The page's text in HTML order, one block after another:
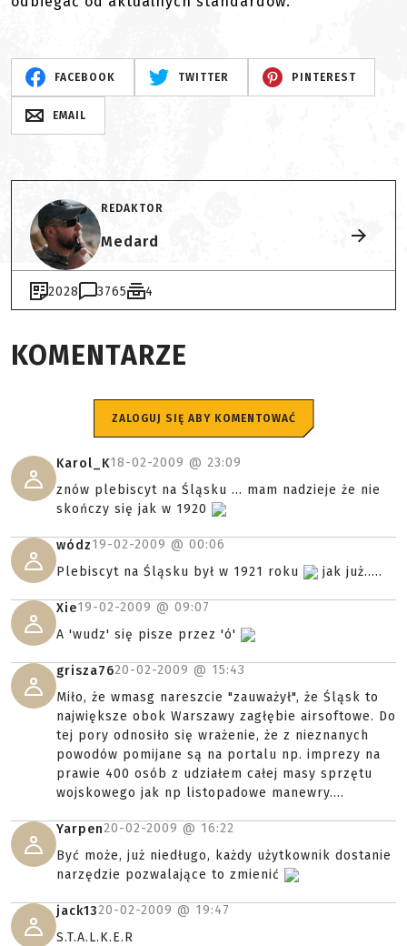
FACEBOOK TWITTER PINTEREST
EMAIL
REDAKTOR
Medard
2028 3765 4
KOMENTARZE
ZALOGUJ SIĘ ABY KOMENTOWAĆ
Karol_K18-02-2009 @ 23:09
znów plebiscyt na Śląsku ... mam nadzieje że nie
skończy się jak w 1920
wódz19-02-2009 @ 00:06
Plebiscyt na Śląsku był w 1921 roku
jak już.....
Xie19-02-2009 @ 09:07
A 'wudz' się pisze przez 'ó'
grisza7620-02-2009 @ 15:43
Miło, że wmasg nareszcie "zauważył", że Śląsk to
największe obok Warszawy zagłębie airsoftowe. Do
tej pory odnosiło się wrażenie, że z nieznanych
powodów pomijane są na portalu np. imprezy na
prawie 400 osób z udziałem całej masy sprzętu
wojskowego jak np listopadowe manewry....
Yarpen20-02-2009 @ 16:22
Być może, już niedługo, każdy użytkownik dostanie
narzędzie pozwalające to zmienić
jack1320-02-2009 @ 19:47
S.T.A.L.K.E.R